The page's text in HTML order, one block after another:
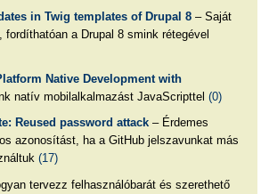
in Twig templates of Drupal 8– Saját
a Drupal 8 smink rétegével
Native Development with
natív mobilalkalmazást JavaScripttel (0)
Reused password attack– Érdemes
azonosítást, ha a GitHub jelszavunkat más
(17)
tervezz felhasználóbarát és szerethető